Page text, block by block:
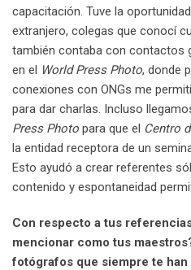
capacitación. Tuve la
extranjero, colegas que conocí
también contaba con contactos
en el World Press Photo, donde
conexiones con ONGs me
para dar charlas. Incluso
Press Photo para que el Centro
la entidad receptora de un
Esto ayudó a crear referentes
contenido y espontaneidad
Con respecto a tus
mencionar como tus
fotógrafos que siempre te han